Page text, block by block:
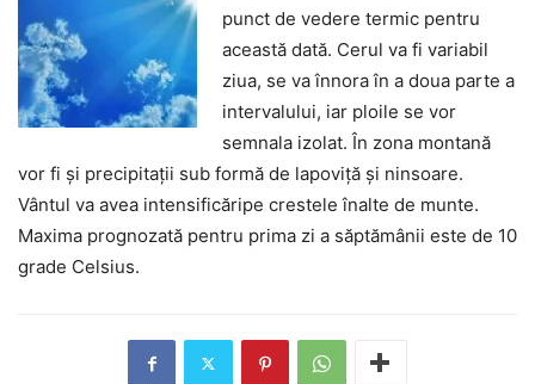
punct de vedere termic pentru
această dată. Cerul va fi variabil
ziua, se va înnora în a doua parte a
intervalului, iar ploile se vor
semnala izolat. În zona montană
vor fi şi precipitaţii sub formă de lapoviţă şi ninsoare.
Vântul va avea intensificăripe crestele înalte de munte.
Maxima prognozată pentru prima zi a săptămânii este de 10
grade Celsius.